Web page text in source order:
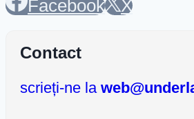
Facebook X
Contact
scrieți-ne la